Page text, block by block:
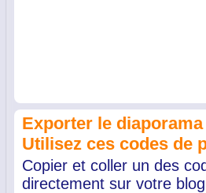
Exporter le
Utilisez ces codes de
Copier et coller un des
directement sur votre